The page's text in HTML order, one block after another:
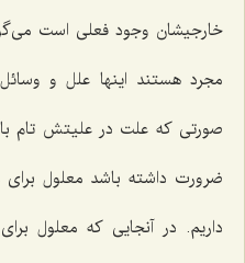
خارجیشان وجود فعلى است
مجرد هستند اینها علل و
صورتى كه علت در علیتش تام
ضرورت داشته باشد معلول
داریم. در آنجایى كه معلول